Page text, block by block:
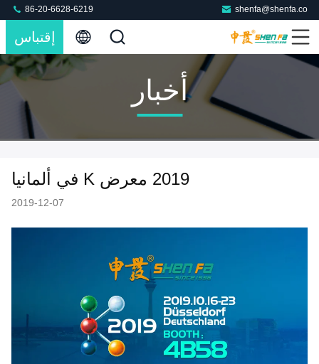
shenfa@shenfa.co
86-20-6628-6219
إقتباس
أخبار
2019 معرض K في ألمانيا
2019-12-07